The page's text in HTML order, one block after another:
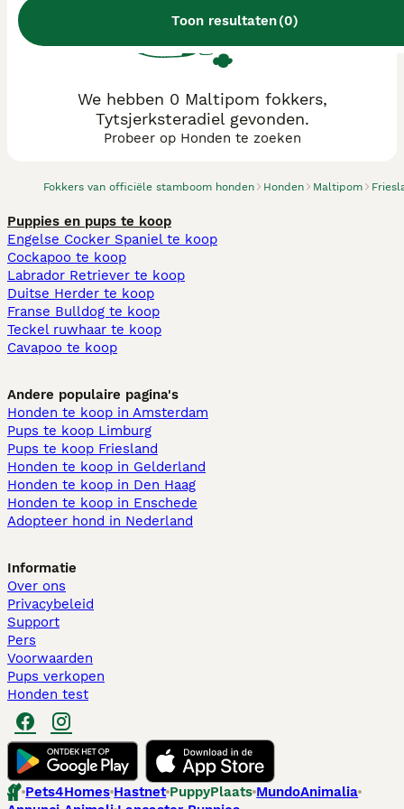
Toon resultaten(0)
Fokkers van officiële stamboom honden Honden Maltipom
We hebben 0 Maltipom fokkers,
Tytsjerksteradiel gevonden.
Probeer op Honden te zoeken
Puppies en pups te koop
Engelse Cocker Spaniel te koop
Cockapoo te koop
Labrador Retriever te koop
Duitse Herder te koop
Franse Bulldog te koop
Teckel ruwhaar te koop
Cavapoo te koop
Andere populaire pagina's
Honden te koop in Amsterdam
Pups te koop Limburg​
Pups te koop Friesland​
Honden te koop in Gelderland
Honden te koop in Den Haag
Honden te koop in Enschede
Adopteer hond in Nederland
Informatie
Over ons
Privacybeleid
Support
Pers
Voorwaarden
Pups verkopen
Honden test
Pets4Homes Hastnet PuppyPlaats MundoAnimalia